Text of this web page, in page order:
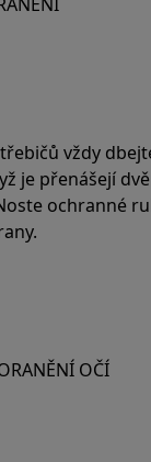
vždy
je přenášejí
ochranné
OČÍ